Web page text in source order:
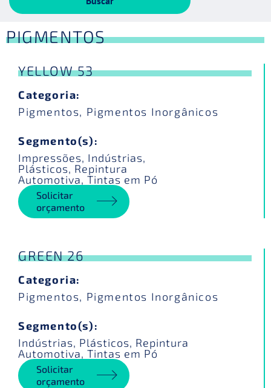
PIGMENTOS
YELLOW 53
Categoria:
Pigmentos, Pigmentos Inorgânicos
Segmento(s):
Impressões, Indústrias,
Plásticos, Repintura
Automotiva, Tintas em Pó
Solicitar
orçamento
GREEN 26
Categoria:
Pigmentos, Pigmentos Inorgânicos
Segmento(s):
Indústrias, Plásticos, Repintura
Automotiva, Tintas em Pó
Solicitar
orçamento